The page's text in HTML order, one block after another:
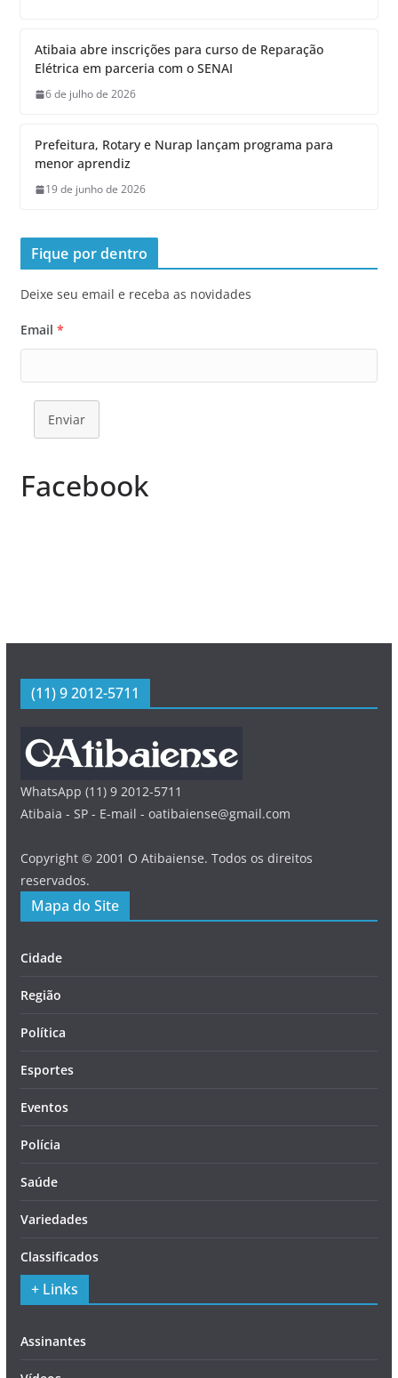
Atibaia abre inscrições para curso de Reparação
Elétrica em parceria com o SENAI
6 de julho de 2026
Prefeitura, Rotary e Nurap lançam programa para
menor aprendiz
19 de junho de 2026
Fique por dentro
Deixe seu email e receba as novidades
Email *
Enviar
Facebook
(11) 9 2012-5711
WhatsApp (11) 9 2012-5711
Atibaia - SP - E-mail - oatibaiense@gmail.com
Copyright © 2001 O Atibaiense. Todos os direitos
reservados.
Mapa do Site
Cidade
Região
Política
Esportes
Eventos
Polícia
Saúde
Variedades
Classificados
+ Links
Assinantes